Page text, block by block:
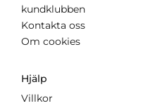
kundklubben
Kontakta oss
Om cookies
Hjälp
Villkor